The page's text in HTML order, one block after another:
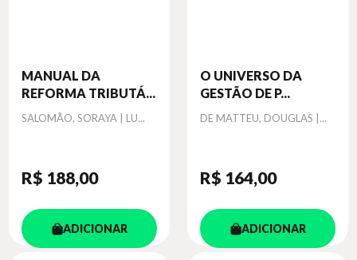
MANUAL DA
REFORMA TRIBUTÁ...
Autor
SALOMÃO, SORAYA | LU...
R$ 188,00
ADICIONAR
O UNIVERSO DA
GESTÃO DE P...
Autor
DE MATTEU, DOUGLAS |...
R$ 164,00
ADICIONAR